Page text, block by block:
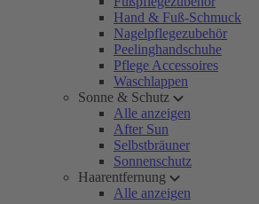
Hand & Fuß-Schmuck
Nagelpflegezubehör
Peelinghandschuhe
Pflege Accessoires
Waschlappen
Sonne & Schutz
Alle anzeigen
After Sun
Selbstbräuner
Sonnenschutz
Haarentfernung
Alle anzeigen